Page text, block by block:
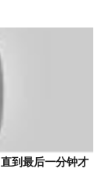
到最后一分钟才